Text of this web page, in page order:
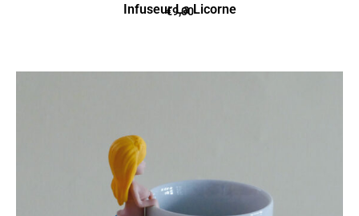
Infuseur La Licorne
€9,00